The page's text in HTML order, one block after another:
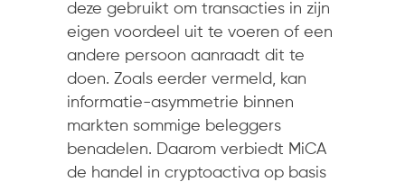
deze gebruikt om transacties in zijn
eigen voordeel uit te voeren of een
andere persoon aanraadt dit te
doen. Zoals eerder vermeld, kan
informatie-asymmetrie binnen
markten sommige beleggers
benadelen. Daarom verbiedt MiCA
de handel in cryptoactiva op basis